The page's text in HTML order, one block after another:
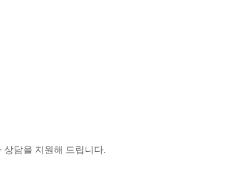
상담을 지원해 드립니다.